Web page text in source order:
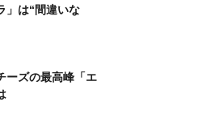
」は“間違いな
ーズの最高峰「エ